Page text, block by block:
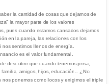
la cantidad de cosas que dejamos de
la mayor parte de los valores
pues cuando estamos cansados dejamos
en la pareja, las relaciones con los
sentimos llenos de energía.
es el valor fundamental.
descubrir que cuando tenemos prisa,
amigos, hijos, educación... ¿No
ponemos como locos y exigimos el triple